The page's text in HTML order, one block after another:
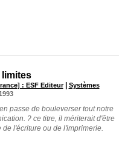
limites
: ESF Editeur|
Systèmes
passe de bouleverser tout notre
? ce titre, il mériterait d'être
l'écriture ou de l'imprimerie.